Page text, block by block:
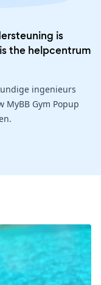
is
the helpcentrum
ingenieurs
MyBB Gym Popup